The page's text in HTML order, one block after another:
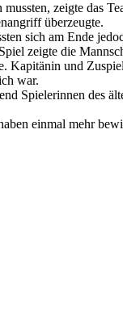
zeigte das
überzeugte.
sich am Ende
zeigte die
Kapitänin und
war.
Spielerinnen des
einmal mehr